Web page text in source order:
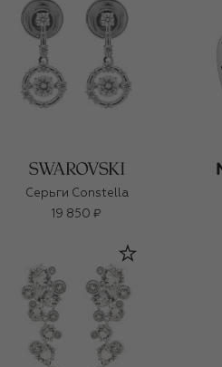
Серьги Constella
19 850 ₽